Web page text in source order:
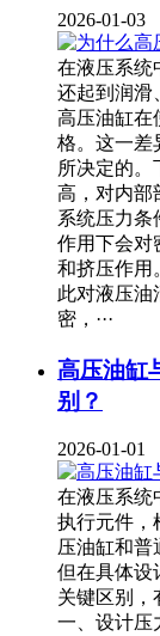
2026-01-03
在液压系统
还起到润滑
高压油缸在
格。这一差
所决定的。
高，对内部
系统压力条
作用下会对
和挤压作用
此对液压油
密，···
高压油缸
别？
2026-01-01
在液压系统
执行元件，
压油缸和普
但在具体设
关键区别，
一、设计压